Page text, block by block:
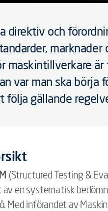
direktiv och
maskintillverkare
var man ska börja
följa gällande
(Structured Testing &
en systematisk
Med införandet av